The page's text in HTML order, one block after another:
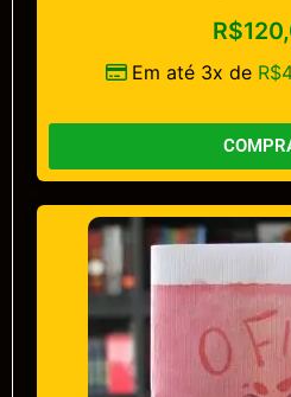
R$
Em até 3x de R$